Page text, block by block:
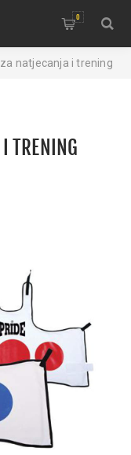
0
natjecanja i trening
TRENING